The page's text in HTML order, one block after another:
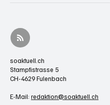
soaktuell.ch
Stampfistrasse 5
CH-4629 Fulenbach
E-Mail: redaktion@soaktuell.ch